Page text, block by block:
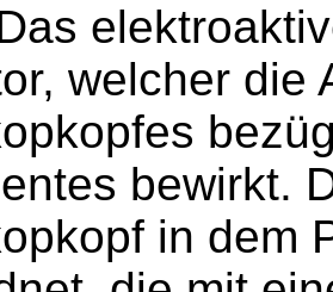
welcher die
bewirkt.
in dem